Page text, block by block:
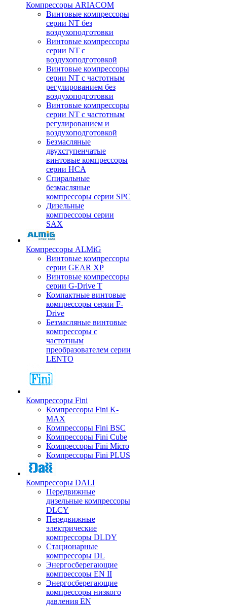
Компрессоры ARIACOM
Винтовые компрессоры
серии NT без
воздухоподготовки
Винтовые компрессоры
серии NT c
воздухоподготовкой
Винтовые компрессоры
серии NT с частотным
регулированием без
воздухоподготовки
Винтовые компрессоры
серии NT с частотным
регулированием и
воздухоподготовкой
Безмасляные
двухступенчатые
винтовые компрессоры
серии HCA
Спиральные
безмасляные
компрессоры серии SPC
Дизельные
компрессоры серии
SAX
Компрессоры ALMiG
Винтовые компрессоры
серии GEAR XP
Винтовые компрессоры
серии G-Drive T
Компактные винтовые
компрессоры серии F-
Drive
Безмасляные винтовые
компрессоры с
частотным
преобразователем серии
LENTO
Компрессоры Fini
Компрессоры Fini K-
MAX
Компрессоры Fini BSC
Компрессоры Fini Cube
Компрессоры Fini Micro
Компрессоры Fini PLUS
Компрессоры DALI
Передвижные
дизельные компрессоры
DLCY
Передвижные
электрические
компрессоры DLDY
Стационарные
компрессоры DL
Энергосберегающие
компрессоры EN II
Энергосберегающие
компрессоры низкого
давления EN